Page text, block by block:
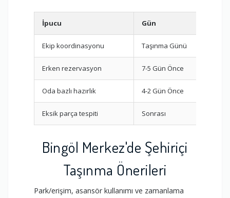
İpucu Gün
Ekip koordinasyonu Taşınma Günü
Erken rezervasyon 7-5 Gün Önce
Oda bazlı hazırlık 4-2 Gün Önce
Eksik parça tespiti Sonrası
Bingöl Merkez'de Şehiriçi
Taşınma Önerileri
Park/erişim, asansör kullanımı ve zamanlama